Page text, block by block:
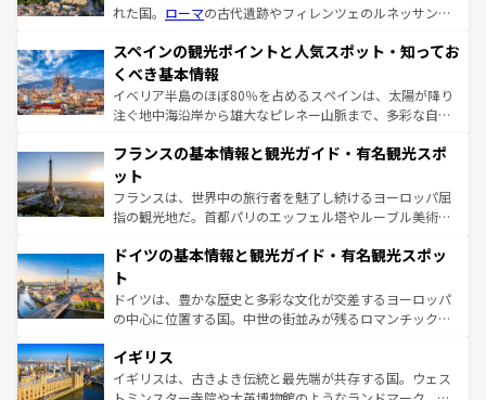
れた国。 ローマの古代遺跡やフィレンツェのルネッサンス
ろん、トスカーナの美しい田園風景やアマルフィ海岸の絶
景など、自然景観も見逃せない。観光の合間には、本場の
ピザやパスタなど、絶品のイタリア料理を堪能することも
できる。朝目覚めてから夜眠るまで、すべての瞬間を楽し
なお、新着のイタリア情報はコンテンツ一覧を参照してほ
しい。
スペインの観光ポイントと人気スポット・知ってお
くべき基本情報
イベリア半島のほぼ80％を占めるスペインは、太陽が降り
注ぐ地中海沿岸から雄大なピレネー山脈まで、多彩な自然
文化が根付くこの国では、情熱的なフラメンコ、熱気あふ
れる闘牛、そして美味しいタパスが生活の一部となってい
る。首都マドリードの洗練された雰囲気や、バルセロナの
アートに溢れた街角から、地方では古代ローマ遺跡や中世
せる。地方によって風土や気候が異なるスペインはその個
ンテンツ一覧 を参照してほしい。
フランスの基本情報と観光ガイド・有名観光スポ
ット
フランスは、世界中の旅行者を魅了し続けるヨーロッパ屈
指の観光地だ。首都パリのエッフェル塔やルーブル美術館
で、幅広い魅力が詰まっている。華麗な宮殿、歴史的な大
聖堂、美しいビーチ、そして豊かな自然が、訪れる者を心
から魅了する。また、フランスは美食の国としても知ら
れ、フランス料理はユネスコ無形文化遺産にも登録されて
香り高いラベンダー畑など、多彩な楽しみ方が可能だ。さ
らに、パリ以外の地域にも魅力が溢れており、どの街角に
も豊かな歴史と文化が息づいている。パリ以外の個性あふ
ドイツの基本情報と観光ガイド・有名観光スポッ
ト
ドイツは、豊かな歴史と多彩な文化が交差するヨーロッパ
の中心に位置する国。中世の街並みが残るロマンチック街
顔を持つこの国は、どこを歩いても飽きることがない。ベ
ルリンの文化的活気、バイエルン州のアルプスの絶景、そ
してライン川沿いのワイン畑といった風景は必見。ビール
イギリス
イギリスは、古きよき伝統と最先端が共存する国。ウェス